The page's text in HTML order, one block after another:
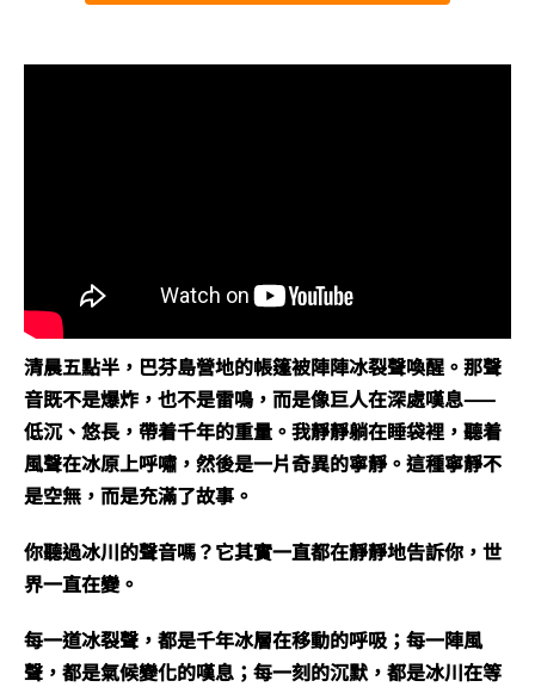
清晨五點半，巴芬島營地的帳篷被陣陣冰裂聲喚醒。那聲
音既不是爆炸，也不是雷鳴，而是像巨人在深處嘆息——
低沉、悠長，帶着千年的重量。我靜靜躺在睡袋裡，聽着
風聲在冰原上呼嘯，然後是一片奇異的寧靜。這種寧靜不
是空無，而是充滿了故事。
你聽過冰川的聲音嗎？它其實一直都在靜靜地告訴你，世
界一直在變。
每一道冰裂聲，都是千年冰層在移動的呼吸；每一陣風
聲，都是氣候變化的嘆息；每一刻的沉默，都是冰川在等